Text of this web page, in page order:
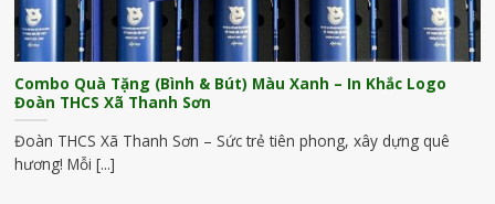
Combo Quà Tặng (Bình & Bút) Màu Xanh – In Khắc Logo
Đoàn THCS Xã Thanh Sơn
Đoàn THCS Xã Thanh Sơn – Sức trẻ tiên phong, xây dựng quê
hương! Mỗi [...]